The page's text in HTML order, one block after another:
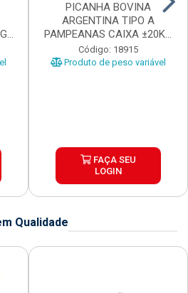
PICANHA BOVINA
ARGENTINA TIPO A
PAMPEANAS CAIXA ±20KG
PEÇAS ...
Código: 18915
Produto de peso variável
FAÇA SEU
LOGIN
Qualidade